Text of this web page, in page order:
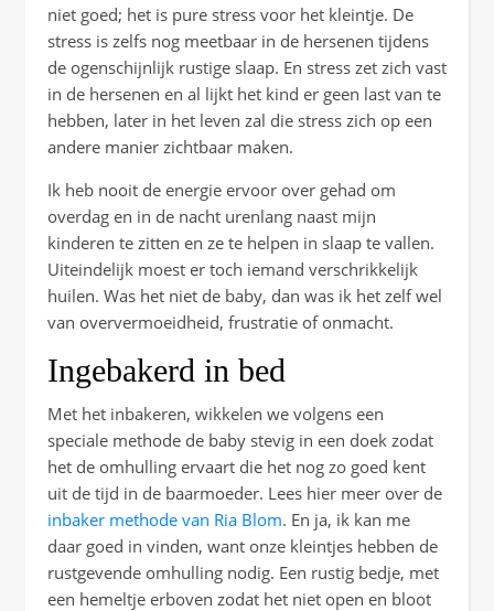
niet goed; het is pure stress voor het kleintje. De
stress is zelfs nog meetbaar in de hersenen tijdens
de ogenschijnlijk rustige slaap. En stress zet zich vast
in de hersenen en al lijkt het kind er geen last van te
hebben, later in het leven zal die stress zich op een
andere manier zichtbaar maken.
Ik heb nooit de energie ervoor over gehad om
overdag en in de nacht urenlang naast mijn
kinderen te zitten en ze te helpen in slaap te vallen.
Uiteindelijk moest er toch iemand verschrikkelijk
huilen. Was het niet de baby, dan was ik het zelf wel
van oververmoeidheid, frustratie of onmacht.
Ingebakerd in bed
Met het inbakeren, wikkelen we volgens een
speciale methode de baby stevig in een doek zodat
het de omhulling ervaart die het nog zo goed kent
uit de tijd in de baarmoeder. Lees hier meer over de
inbaker methode van Ria Blom. En ja, ik kan me
daar goed in vinden, want onze kleintjes hebben de
rustgevende omhulling nodig. Een rustig bedje, met
een hemeltje erboven zodat het niet open en bloot